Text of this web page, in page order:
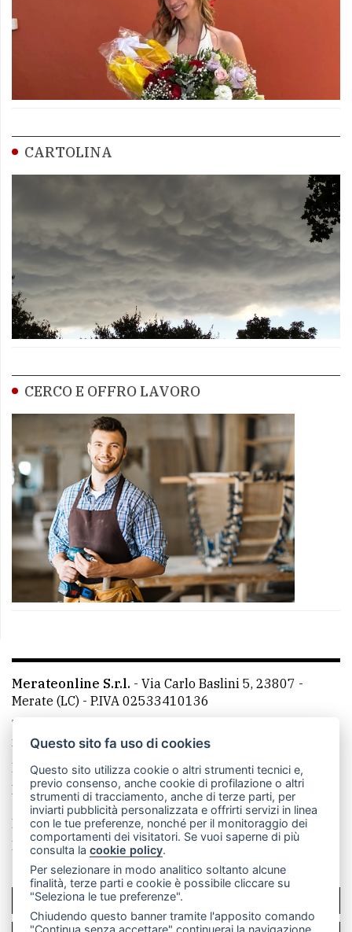
CARTOLINA
CERCO E OFFRO LAVORO
Merateonline S.r.l. - Via Carlo Baslini 5, 23807 -
Merate (LC) - P.IVA 02533410136
Telefono:
mail: redazione@merateonline.it
La redazione
CasateOnline LeccoOnline
RSS
Made by VIP
Privacy policy
Cookie policy
Rivedi le tue scelte sui cookie
SCRIVICI
Questo sito fa uso di cookies
Questo sito utilizza cookie o altri strumenti tecnici e,
previo consenso, anche cookie di profilazione o altri
strumenti di tracciamento, anche di terze parti, per
inviarti pubblicità personalizzata e offrirti servizi in linea
con le tue preferenze, nonché per il monitoraggio dei
comportamenti dei visitatori. Se vuoi saperne di più
consulta lacookie policy.
Per selezionare in modo analitico soltanto alcune
finalità, terze parti e cookie è possibile cliccare su
"Seleziona le tue preferenze".
Chiudendo questo banner tramite l'apposito comando